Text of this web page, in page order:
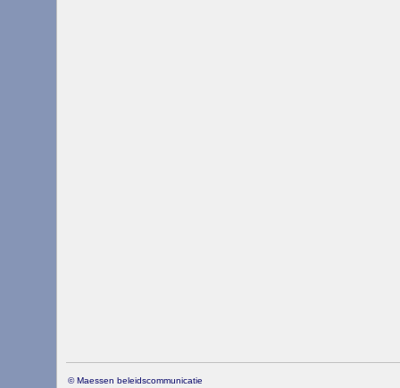
© Maessen beleidscommunicatie